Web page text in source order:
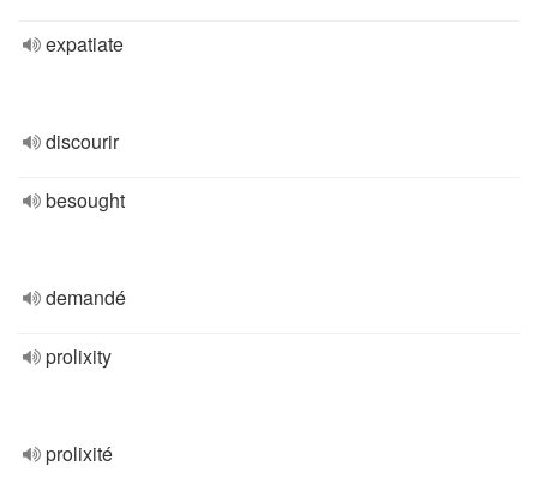
expatiate
discourir
besought
demandé
prolixity
prolixité